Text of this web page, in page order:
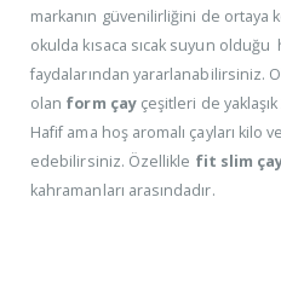
markanın güvenilirliğini de ortaya
okulda kısaca sıcak suyun olduğu
faydalarından yararlanabilirsiniz.
olan form çayçeşitleri de
Hafif ama hoş aromalı çayları kilo
edebilirsiniz. Özellikle fit slim
kahramanları arasındadır.